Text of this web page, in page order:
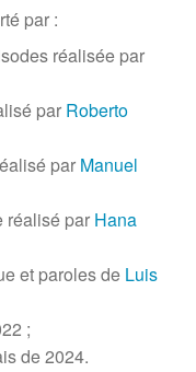
par :
réalisée par
par Roberto
par Manuel
réalisé par Hana
et paroles de Luis
;
de 2024.